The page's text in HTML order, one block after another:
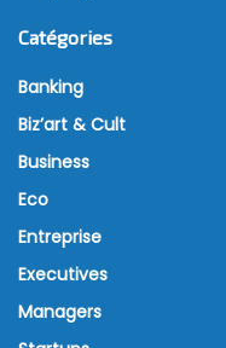
Catégories
Banking
Biz’art & Cult
Business
Eco
Entreprise
Executives
Managers